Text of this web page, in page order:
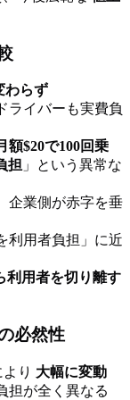
わらず
ライバーも実費負
額$20で100回乗
担 」という異常な
企業側が赤字を垂
利用者負担」に近
利用者を切り離す
必然性
り 大幅に変動
担が全く異なる